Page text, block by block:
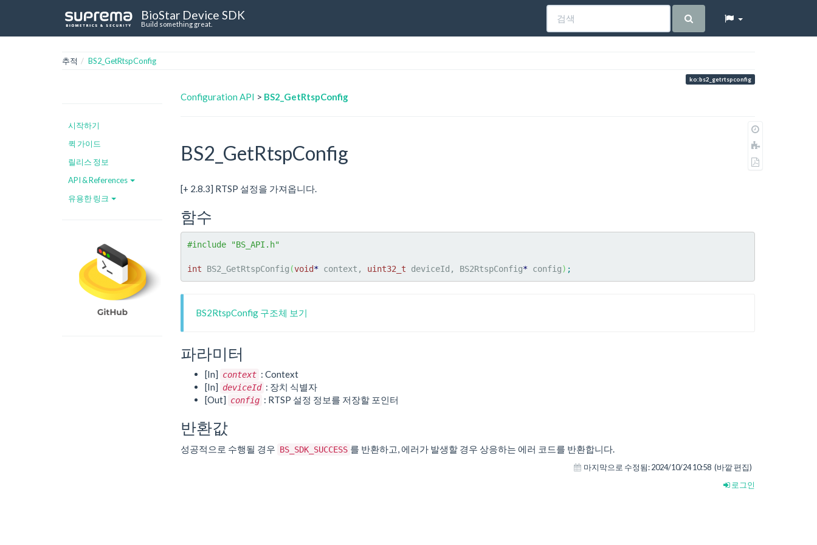
BioStar Device SDK
Build something great.
추적 BS2_GetRtspConfig
ko:bs2_getrtspconfig
시작하기
퀵 가이드
릴리스 정보
API & References
유용한 링크
Configuration API > BS2_GetRtspConfig
BS2_GetRtspConfig
[+ 2.8.3] RTSP 설정을 가져옵니다.
함수
#include "BS_API.h"
int BS2_GetRtspConfig (void* context, uint32_t deviceId, BS2RtspConfig* config) ;
BS2RtspConfig 구조체 보기
파라미터
[In] context : Context
[In] deviceId : 장치 식별자
[Out] config : RTSP 설정 정보를 저장할 포인터
반환값
성공적으로 수행될 경우 BS_SDK_SUCCESS 를 반환하고, 에러가 발생할 경우 상응하는 에러 코드를 반환합니다.
마지막으로 수정됨:2024/10/24 10:58 (바깥 편집)
로그인